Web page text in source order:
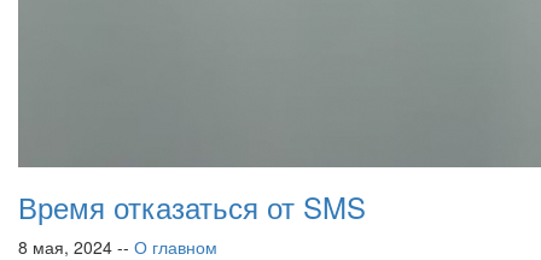
Время отказаться от SMS
8 мая, 2024 -- О главном